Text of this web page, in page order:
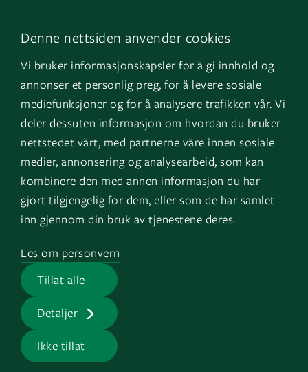
Denne nettsiden anvender cookies
Vi bruker informasjonskapsler for å gi innhold og
annonser et personlig preg, for å levere sosiale
mediefunksjoner og for å analysere trafikken vår. Vi
deler dessuten informasjon om hvordan du bruker
nettstedet vårt, med partnerne våre innen sosiale
medier, annonsering og analysearbeid, som kan
kombinere den med annen informasjon du har
gjort tilgjengelig for dem, eller som de har samlet
inn gjennom din bruk av tjenestene deres.
Tillat alle
Detaljer
Ikke tillat
Les om personvern
Facebook
Instagram
YouTube
Om oss
GK Sverige
GK Danmark
Snarveier
Fakturainformasjon
HMS
Jobb i GK
Presserom
Logg inn
Mine bygg
EOS
GK © 2026 |Personvern